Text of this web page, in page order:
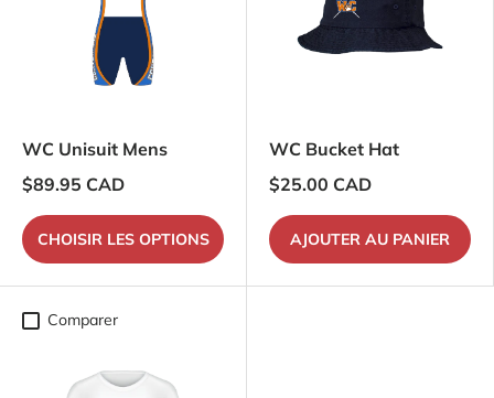
WC Unisuit Mens
$89.95 CAD
CHOISIR LES OPTIONS
WC Bucket Hat
$25.00 CAD
AJOUTER AU PANIER
Comparer